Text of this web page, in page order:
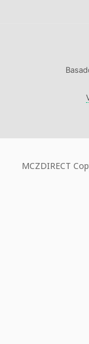
MCZDIRECT